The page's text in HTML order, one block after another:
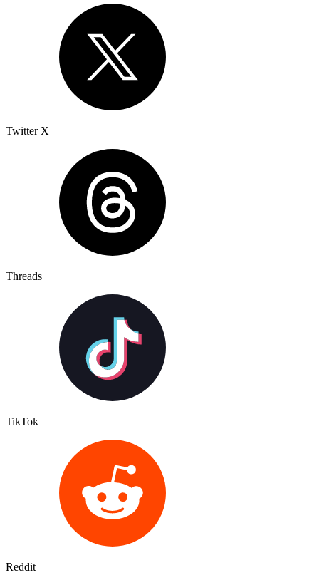
Twitter X
Threads
TikTok
Reddit